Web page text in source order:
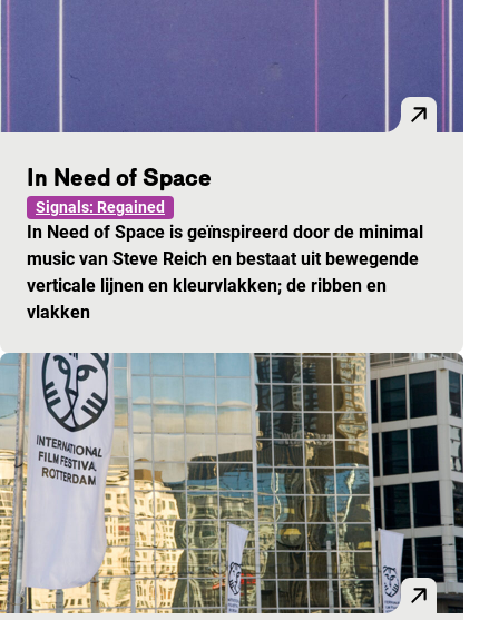
In Need of Space
Signals: Regained
In Need of Space is geïnspireerd door de minimal
music van Steve Reich en bestaat uit bewegende
verticale lijnen en kleurvlakken; de ribben en
vlakken